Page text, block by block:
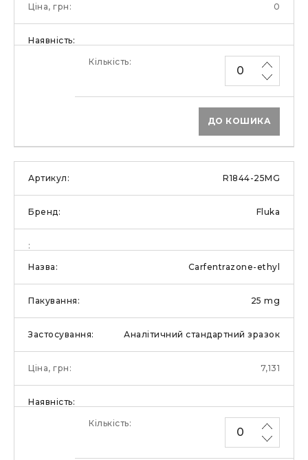
0
ДО КОШИКА
R1844-25MG
Fluka
Carfentrazone-ethyl
25 mg
Аналітичний стандартний зразок
7,131